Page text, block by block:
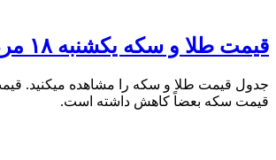
قیمت طلا و سکه یکشنبه ۱۸ مرداد+ جدول
جدول قیمت طلا و سکه را مشاهده میکنید.
قیمت سکه بعضاً کاهش داشته است.